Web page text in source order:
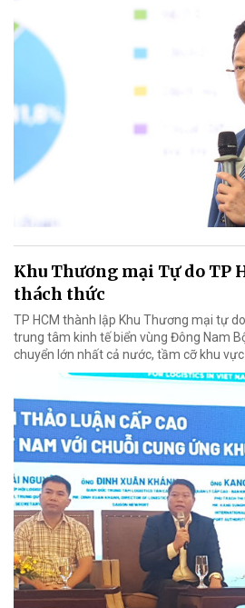
Khu Thương mại Tự do TP
thách thức
TP HCM thành lập Khu Thương mại tự
trung tâm kinh tế biển vùng Đông Nam
chuyển lớn nhất cả nước, tầm cỡ khu